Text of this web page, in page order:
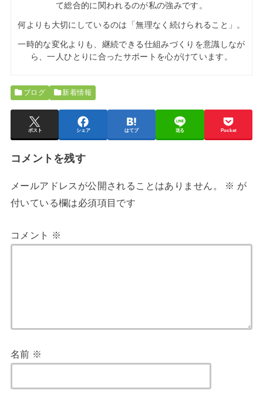
て総合的に関われるのが私の強みです。
何よりも大切にしているのは「無理なく続けられること」。
一時的な変化よりも、継続できる仕組みづくりを意識しなが
ら、一人ひとりに合ったサポートを心がけています。
ブログ 新着情報
ポスト シェア はてブ 送る Pocket
コメントを残す
メールアドレスが公開されることはありません。 ※ が
付いている欄は必須項目です
コメント ※
名前 ※